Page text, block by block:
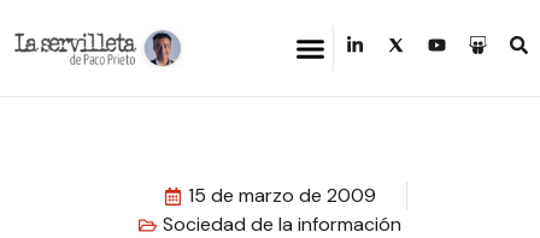
15 de marzo de 2009
Sociedad de la información